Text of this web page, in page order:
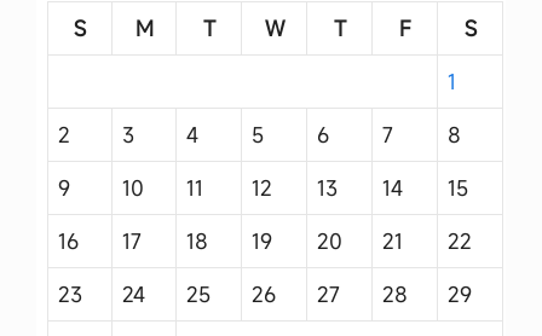
S
M T W T F
S
1
2
3 4 5 6 7
8
9
10 11 12 13 14
15
16
17 18 19 20 21
22
23
24 25 26 27 28
29